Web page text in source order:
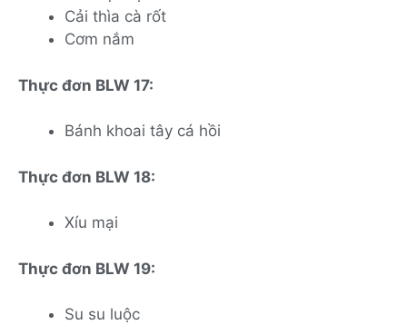
Cải thìa cà rốt
Cơm nắm
Thực đơn BLW 17:
Bánh khoai tây cá hồi
Thực đơn BLW 18:
Xíu mại
Thực đơn BLW 19:
Su su luộc